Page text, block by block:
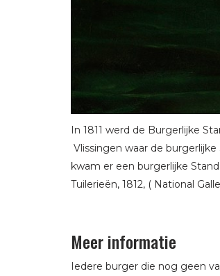
In 1811 werd de Burgerlijke
Vlissingen waar de
kwam er een burgerlijke
Tuilerieën, 1812, ( National
Meer informatie
Iedere burger die nog geen